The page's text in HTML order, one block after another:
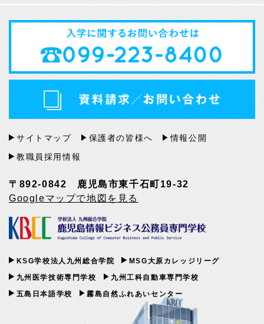
〒892-0842 鹿児島市東千石町19-32
Googleマップで地図を見る
KSG学校法人九州総合学院
MSG大原カレッジリーグ
九州医学技術専門学校
九州工科自動車専門学校
五島日本語学校
霧島自然ふれあいセンター
サイトマップ 保護者の皆様へ
情報公開
教職員採用情報